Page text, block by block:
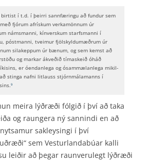
birtist í t.d. í þeirri sannfæringu að fundur sem
fjórum afrískum verkamönnum úr
náms­manni, kínverskum starfsmanni í
póstmanni, tveimur fjölskyldumæðrum úr
silakeppum úr bænum, og sem kemst að
og markar ákveðið tímaskeið óháð
er óendanlega og ósammælanlega mikil­
stinga nafni litlauss stjórnmálamanns í
9
meira lýðræði fólgið í því að taka
og raungera ný sannindi en að
sakleysingi í því
sem Vesturlandabúar kalli
leiðir að þegar raunverulegt lýðræði